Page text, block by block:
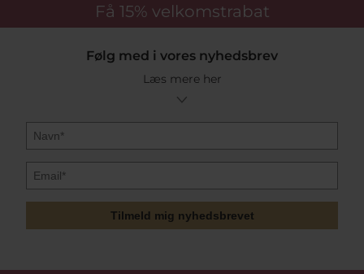
Få 15% velkomstrabat
Følg med i vores nyhedsbrev
Læs mere her
Tilmeld mig nyhedsbrevet